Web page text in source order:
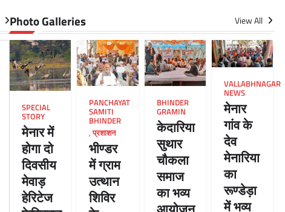
Photo Galleries View All
SPECIAL
STORY
मेनार में
होगा दो
दिवसीय
मेवाड़
हेरिटेज
PANCHAYAT
SAMITI
BHINDER
,प्रशाशन
भीण्डर
में ग्राम
उत्थान
शिविर
BHINDER
GRAMIN
केदारिया
सुथार
चौकला
समाज
का भव्य
VALLABHNAGAR
NEWS
मेनार
गांव के
देव
मेनारिया
का
रूण्डेड़ा
में भव्य